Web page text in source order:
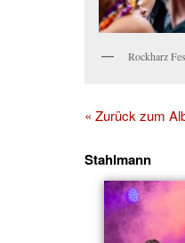
Rockharz
« Zurück zum
Stahlmann